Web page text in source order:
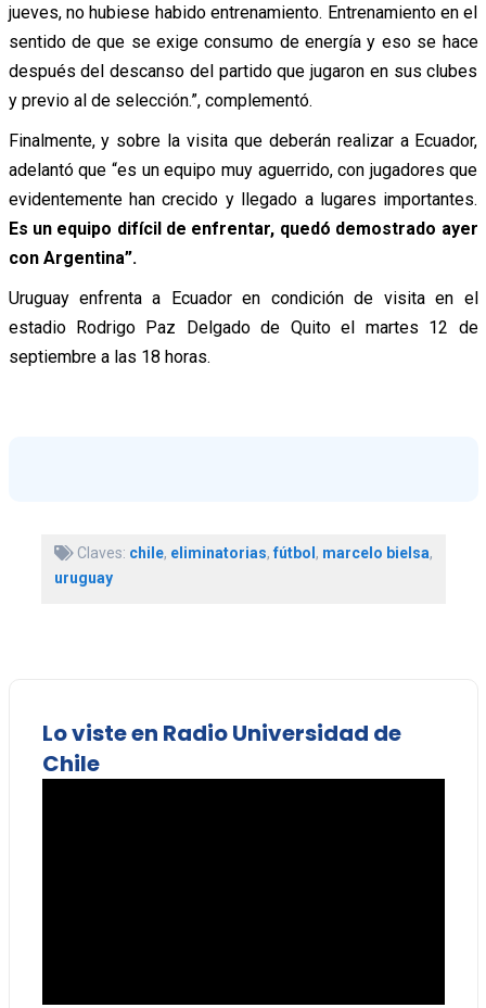
jueves, no hubiese habido entrenamiento. Entrenamiento en el
sentido de que se exige consumo de energía y eso se hace
después del descanso del partido que jugaron en sus clubes
y previo al de selección.”, complementó.
Finalmente, y sobre la visita que deberán realizar a Ecuador,
adelantó que “es un equipo muy aguerrido, con jugadores que
evidentemente han crecido y llegado a lugares importantes.
Es un equipo difícil de enfrentar, quedó demostrado ayer
con Argentina”.
Uruguay enfrenta a Ecuador en condición de visita en el
estadio Rodrigo Paz Delgado de Quito el martes 12 de
septiembre a las 18 horas.
Claves: chile, eliminatorias,fútbol, marcelo bielsa,
uruguay
Lo viste en Radio Universidad de
Chile